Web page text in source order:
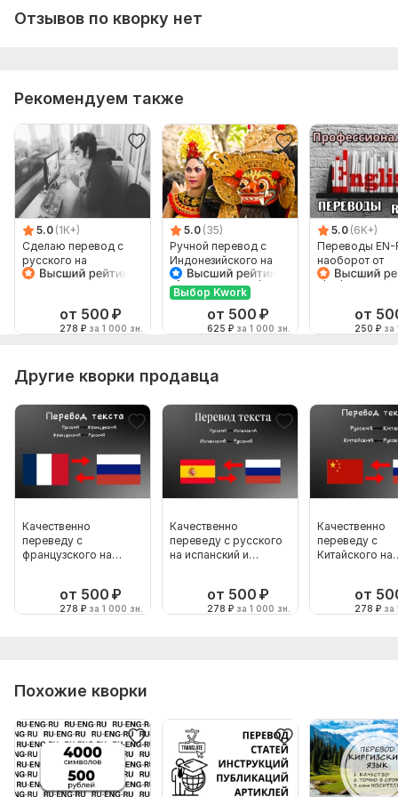
Объем услуги в кворке: 1 800 знаков
Отзывов по кворку нет
Рекомендуем также
5.0 (1K+)
Сделаю перевод с
русского на
английский и
от 500 ₽
278 ₽ за 1 000 зн.
5.0 (35)
Ручной перевод с
Индонезийского на
Русский и наоборот
Выбор Kwork
от 500 ₽
625 ₽ за 1 000 зн.
5.0 (6K+)
Переводы EN-
наоборот от
от
250 ₽ за
Другие кворки продавца
Качественно
переведу с
французского на
от 500 ₽
278 ₽ за 1 000 зн.
Качественно
переведу с русского
на испанский и
от 500 ₽
278 ₽ за 1 000 зн.
Качественно
переведу с
Китайского на
от
278 ₽ за
Похожие кворки